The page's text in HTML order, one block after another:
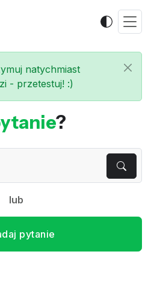
natychmiast
- przetestuj! :)
?
lub
pytanie